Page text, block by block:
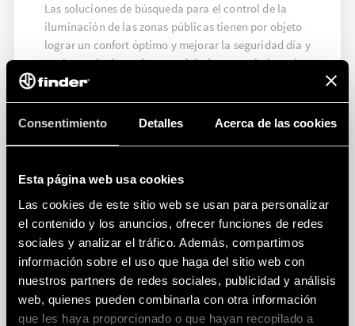
Consentimiento Detalles Acerca de las cookies
Esta página web usa cookies
Las cookies de este sitio web se usan para personalizar
el contenido y los anuncios, ofrecer funciones de redes
sociales y analizar el tráfico. Además, compartimos
información sobre el uso que haga del sitio web con
nuestros partners de redes sociales, publicidad y análisis
web, quienes pueden combinarla con otra información
que les haya proporcionado o que hayan recopilado a
Las soluciones de búsqueda para el control de la
iluminación de las zonas públicas tienen por objeto
lograr un confort óptimo y mejorar la seguridad día y
noche, y al mismo tiempo minimizar y optimizar el
consumo de energía.